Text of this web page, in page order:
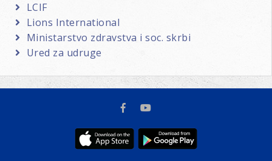
LCIF
Lions International
Ministarstvo zdravstva i soc. skrbi
Ured za udruge